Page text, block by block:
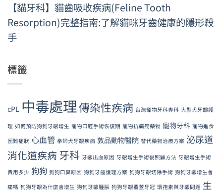
【貓牙科】貓齒吸收疾病(Feline Tooth
Resorption)完整指南:了解貓咪牙齒健康的隱形殺
手
標籤
cPL 中毒處理傳染性疾病 台灣寵物牙科專科 大型犬牙齦護
理 如何預防狗狗牙齦增生 寵物口腔手術恢復期 寵物抗癲癇藥物 寵物牙科 寵物進食
困難症狀 心血管 拳師犬牙齦疾病 敦品動物醫院 替代藥物治療方案 泌尿道
消化道疾病 牙科 牙齦出血原因 牙齦增生手術後照顧方法 牙齦增生手術
費用多少 狗狗 狗狗口臭原因 狗狗牙齒護理方案 狗狗牙齦切除手術 狗狗牙齦增生會
痛嗎 狗狗牙齦為什麼會增生 狗狗牙齦腫脹 狗狗牙齦覆蓋牙冠 環孢素與牙齦問題 生